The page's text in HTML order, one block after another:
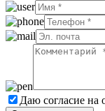
Даю согласие на